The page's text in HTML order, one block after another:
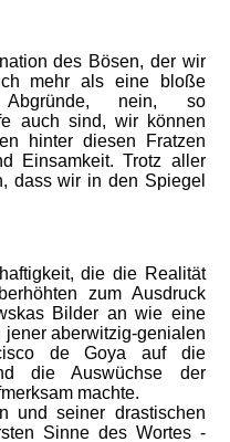
des Bösen, der wir
mehr als eine bloße
Abgründe, nein, so
auch sind, wir können
hinter diesen Fratzen
Einsamkeit. Trotz aller
dass wir in den Spiegel
die die Realität
zum Ausdruck
Bilder an wie eine
aberwitzig-genialen
de Goya auf die
die Auswüchse der
machte.
und seiner drastischen
Sinne des Wortes -